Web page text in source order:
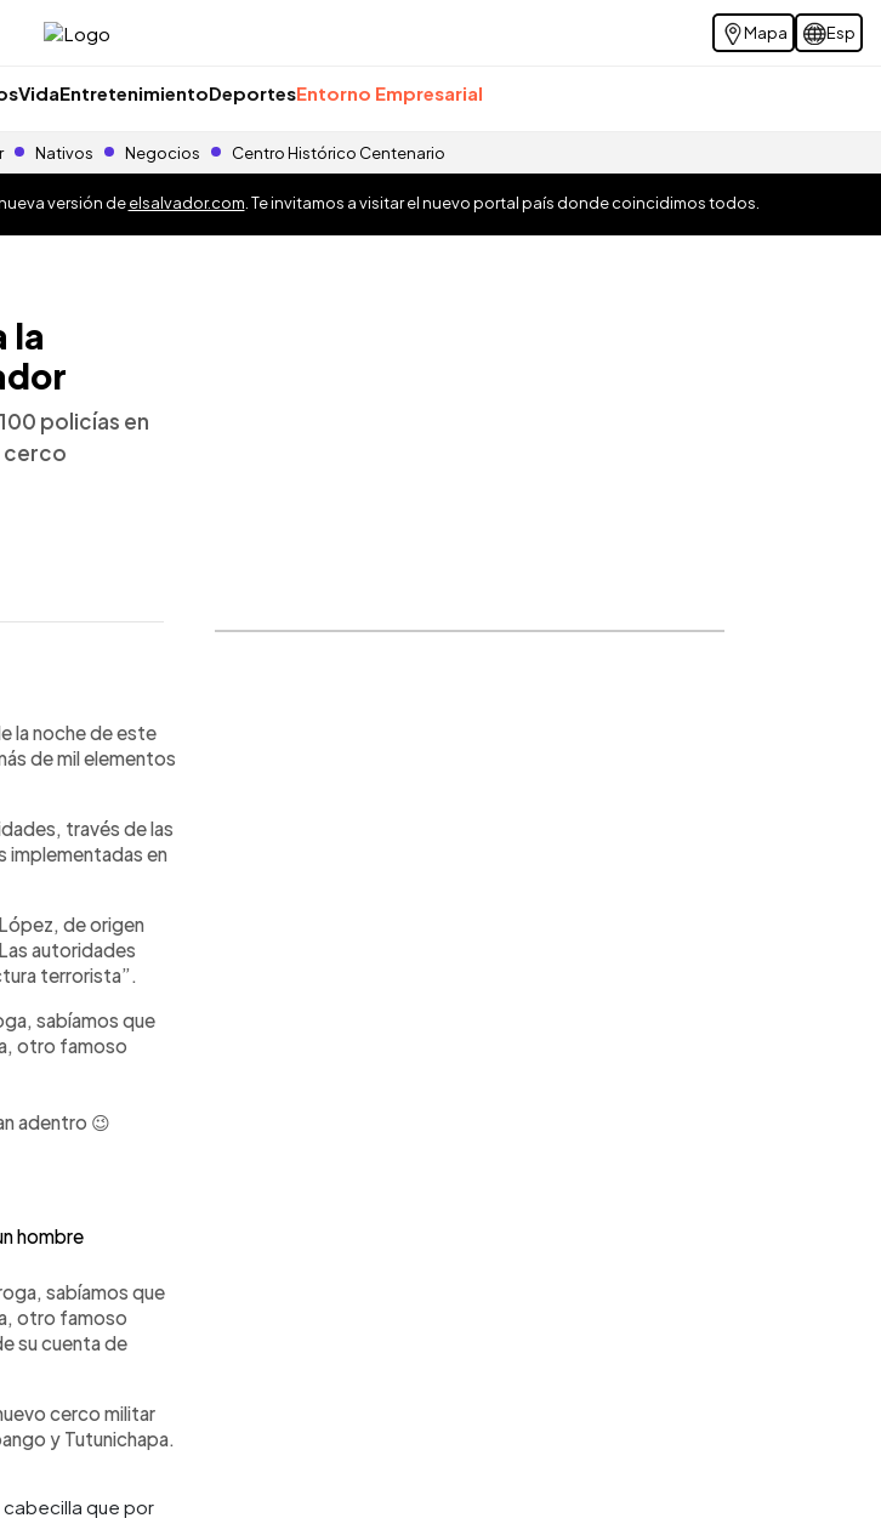
Mapa Esp
VidaEntretenimientoDeportesEntorno Empresarial
Nativos Negocios Centro Histórico Centenario
versión deelsalvador.com . Te invitamos a visitar el nuevo portal país donde coincidimos todos.
la
policías en
cerco
la noche de este
de mil elementos
través de las
implementadas en
de origen
autoridades
terrorista”.
sabíamos que
otro famoso
adentro 😉
hombre
sabíamos que
otro famoso
su cuenta de
cerco militar
y Tutunichapa.
que por